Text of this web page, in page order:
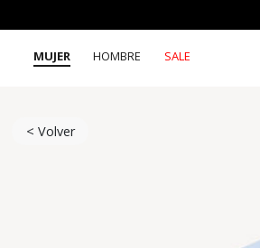
MUJER HOMBRE SALE
< Volver